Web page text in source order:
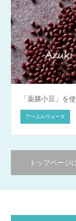
「薬膳小豆」を
アーユルヴェーダ
トップページ